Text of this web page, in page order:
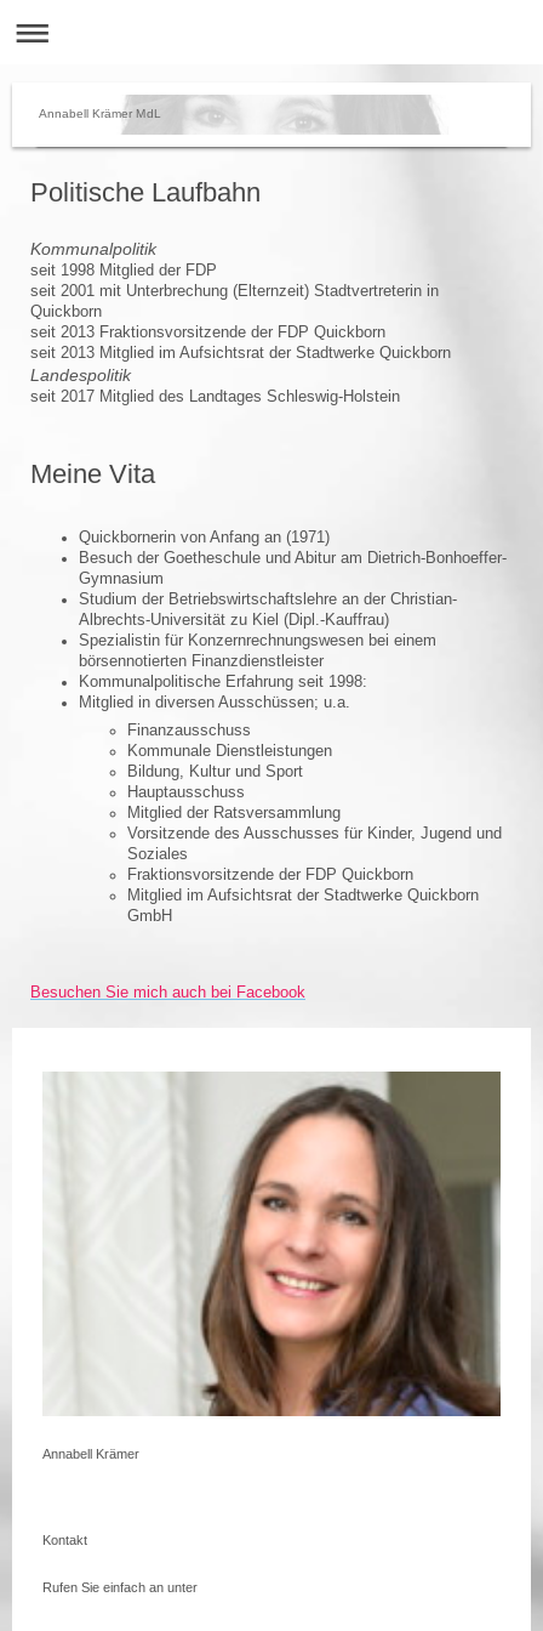
Annabell Krämer MdL
Politische Laufbahn
Kommunalpolitik
seit 1998 Mitglied der FDP
seit 2001 mit Unterbrechung (Elternzeit) Stadtvertreterin in
Quickborn
seit 2013 Fraktionsvorsitzende der FDP Quickborn
seit 2013 Mitglied im Aufsichtsrat der Stadtwerke Quickborn
Landespolitik
seit 2017 Mitglied des Landtages Schleswig-Holstein
Meine Vita
Quickbornerin von Anfang an (1971)
Besuch der Goetheschule und Abitur am Dietrich-Bonhoeffer-
Gymnasium
Studium der Betriebswirtschaftslehre an der Christian-
Albrechts-Universität zu Kiel (Dipl.-Kauffrau)
Spezialistin für Konzernrechnungswesen bei einem
börsennotierten Finanzdienstleister
Kommunalpolitische Erfahrung seit 1998:
Mitglied in diversen Ausschüssen; u.a.
Finanzausschuss
Kommunale Dienstleistungen
Bildung, Kultur und Sport
Hauptausschuss
Mitglied der Ratsversammlung
Vorsitzende des Ausschusses für Kinder, Jugend und
Soziales
Fraktionsvorsitzende der FDP Quickborn
Mitglied im Aufsichtsrat der Stadtwerke Quickborn
GmbH
Besuchen Sie mich auch bei Facebook
Annabell Krämer
Kontakt
Rufen Sie einfach an unter